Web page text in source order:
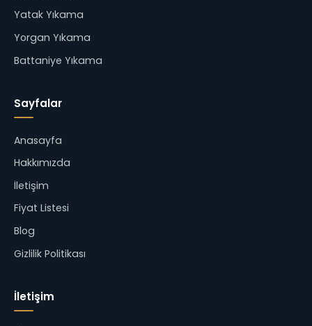
Yatak Yıkama
Yorgan Yıkama
Battaniye Yıkama
Sayfalar
Anasayfa
Hakkımızda
İletişim
Fiyat Listesi
Blog
Gizlilik Politikası
İletişim